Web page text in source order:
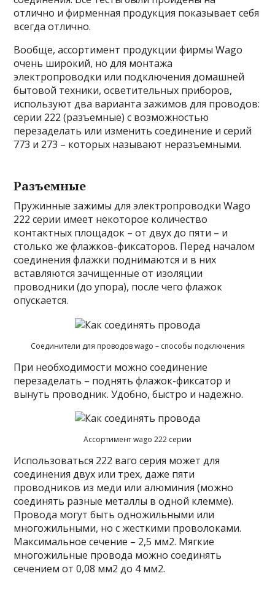
отлично и фирменная продукция показывает себя
всегда отлично.
Вообще, ассортимент продукции фирмы Wago
очень широкий, но для монтажа
электропроводки или подключения домашней
бытовой техники, осветительных приборов,
используют два варианта зажимов для проводов:
серии 222 (разъемные) с возможностью
перезаделать или изменить соединение и серий
773 и 273 – которых называют неразъемными.
Разъемные
Пружинные зажимы для электропроводки Wago
222 серии имеет некоторое количество
контактных площадок – от двух до пяти – и
столько же флажков-фиксаторов. Перед началом
соединения флажки поднимаются и в них
вставляются зачищенные от изоляции
проводники (до упора), после чего флажок
опускается.
Соединители для проводов wago – способы подключения
При необходимости можно соединение
перезаделать – поднять флажок-фиксатор и
вынуть проводник. Удобно, быстро и надежно.
Ассортимент wago 222 серии
Использоваться 222 ваго серия может для
соединения двух или трех, даже пяти
проводников из меди или алюминия (можно
соединять разные металлы в одной клемме).
Провода могут быть одножильными или
многожильными, но с жесткими проволоками.
Максимальное сечение – 2,5 мм2. Мягкие
многожильные провода можно соединять
сечением от 0,08 мм2 до 4 мм2.